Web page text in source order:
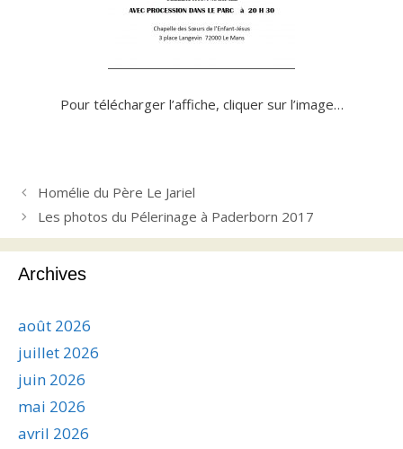
Pour télécharger l’affiche, cliquer sur l’image…
Homélie du Père Le Jariel
Les photos du Pélerinage à Paderborn 2017
Archives
août 2026
juillet 2026
juin 2026
mai 2026
avril 2026